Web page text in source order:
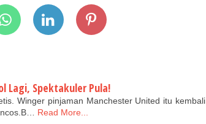
Lagi, Spektakuler Pula!
Winger pinjaman Manchester United itu kembali
Read More...